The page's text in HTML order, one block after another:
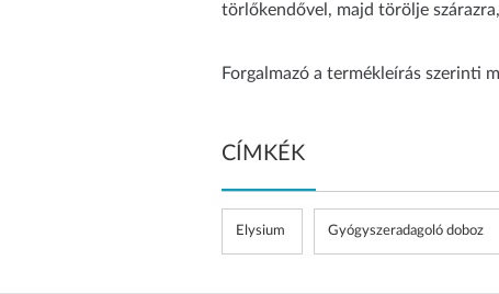
törlőkendővel, majd törölje
Forgalmazó a termékleírás szerinti
CÍMKÉK
Elysium Gyógyszeradagoló doboz